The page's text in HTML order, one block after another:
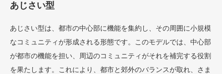
あじさい型
あじさい型は、都市の中心部に機能を集約し、その周囲に小規模
なコミュニティが形成される形態です。このモデルでは、中心部
が都市の機能を担い、周辺のコミュニティがそれを補完する役割
を果たします。これにより、都市と郊外のバランスが取れ、さま